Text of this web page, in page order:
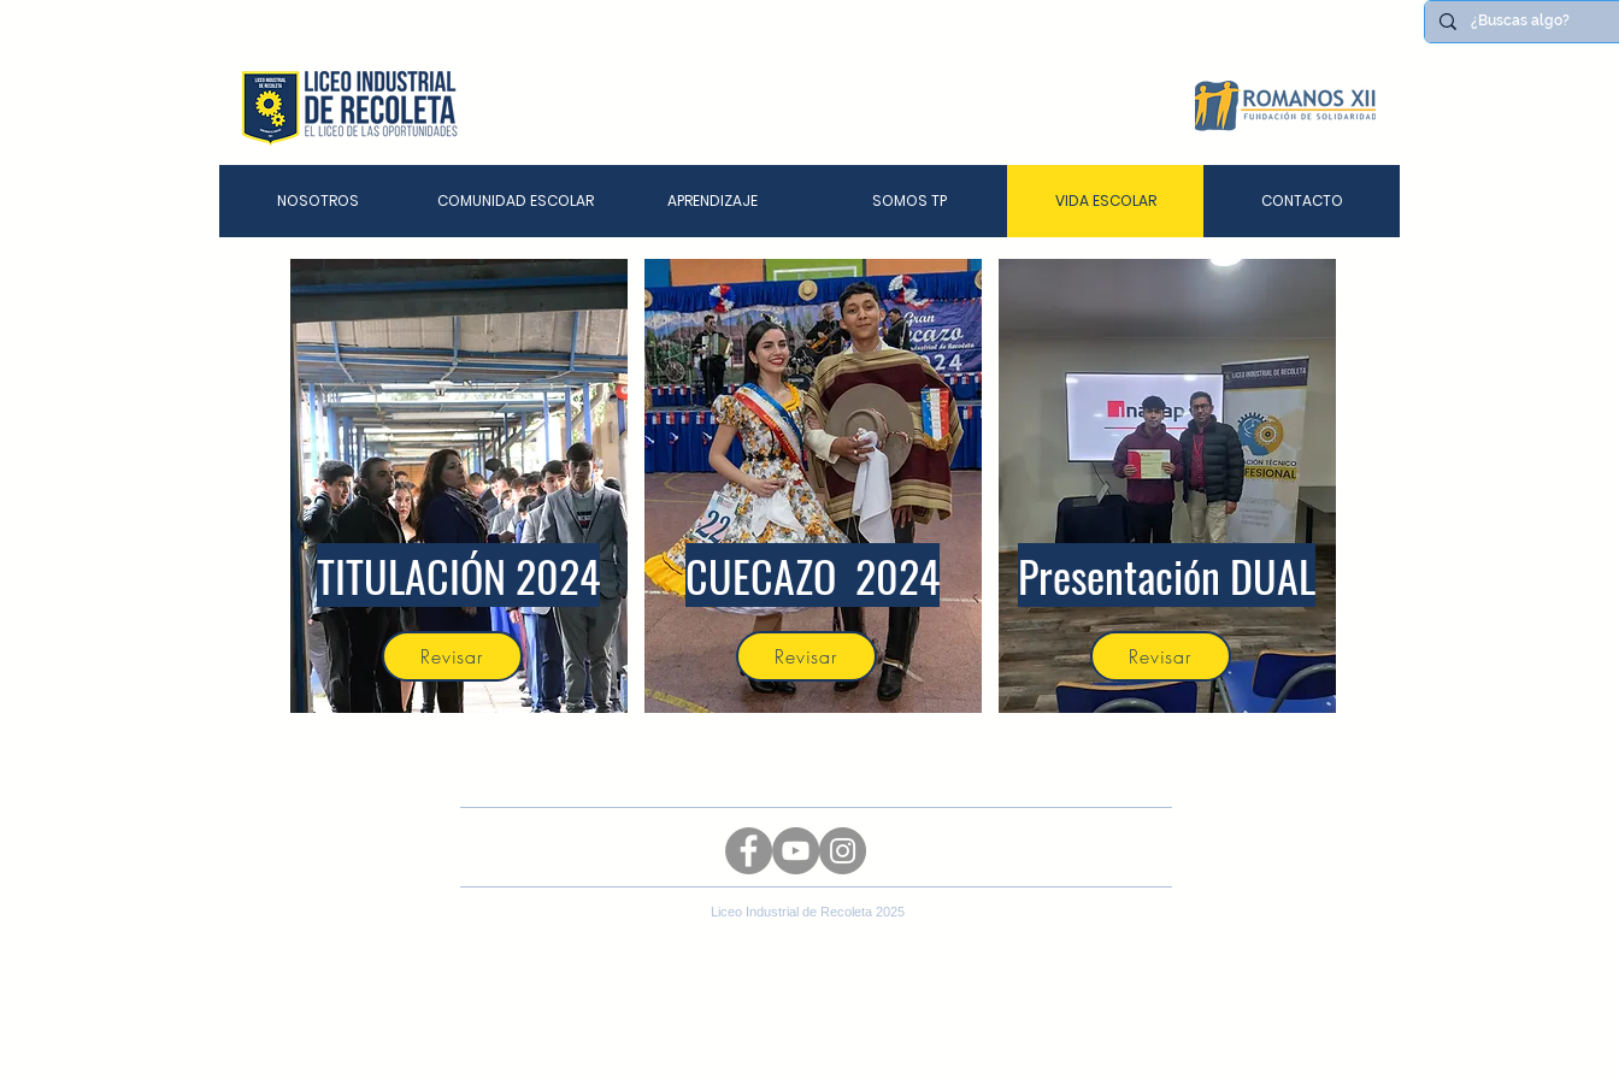
NOSOTROS COMUNIDAD ESCOLAR APRENDIZAJE SOMOS TP VIDA ESCOLAR CONTACTO
TITULACIÓN 2024
Revisar
CUECAZO 2024
Revisar
Presentación DUAL
Revisar
Liceo Industrial de Recoleta 2025